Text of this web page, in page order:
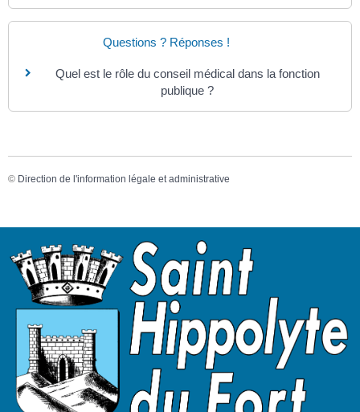
Questions ? Réponses !
Quel est le rôle du conseil médical dans la fonction
publique ?
© Direction de l'information légale et administrative